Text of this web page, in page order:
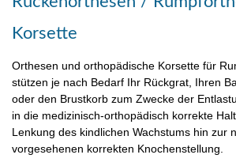
Korsette
Orthesen und orthopädische Korsette für
stützen je nach Bedarf Ihr Rückgrat, Ihren
oder den Brustkorb zum Zwecke der
in die medizinisch-orthopädisch korrekte
Lenkung des kindlichen Wachstums hin zur
vorgesehenen korrekten Knochenstellung.